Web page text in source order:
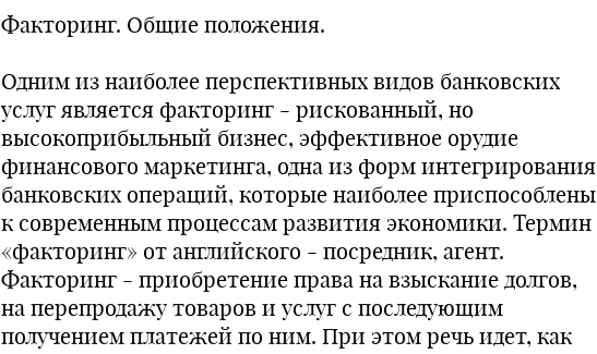
Факторинг. Общие положения.
Одним из наиболее перспективных видов банковских
услуг является факторинг - рискованный, но
высокоприбыльный бизнес, эффективное орудие
финансового маркетинга, одна из форм интегрирования
банковских операций, которые наиболее приспособлены
к современным процессам развития экономики. Термин
«факторинг» от английского - посредник, агент.
Факторинг - приобретение права на взыскание долгов,
на перепродажу товаров и услуг с последующим
получением платежей по ним. При этом речь идет, как